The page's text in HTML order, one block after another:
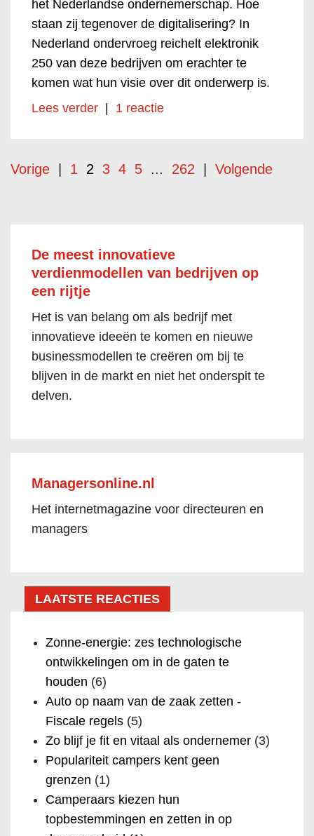
het Nederlandse ondernemerschap. Hoe
staan zij tegenover de digitalisering? In
Nederland ondervroeg reichelt elektronik
250 van deze bedrijven om erachter te
komen wat hun visie over dit onderwerp is.
Lees verder
1 reactie
Vorige 1 2 3 4 5 ... 262 Volgende
De meest innovatieve
verdienmodellen van bedrijven op
een rijtje
Het is van belang om als bedrijf met
innovatieve ideeën te komen en nieuwe
businessmodellen te creëren om bij te
blijven in de markt en niet het onderspit te
delven.
Managersonline.nl
Het internetmagazine voor directeuren en
managers
LAATSTE REACTIES
Zonne-energie: zes technologische
ontwikkelingen om in de gaten te
houden (6)
Auto op naam van de zaak zetten -
Fiscale regels (5)
Zo blijf je fit en vitaal als ondernemer (3)
Populariteit campers kent geen
grenzen (1)
Camperaars kiezen hun
topbestemmingen en zetten in op